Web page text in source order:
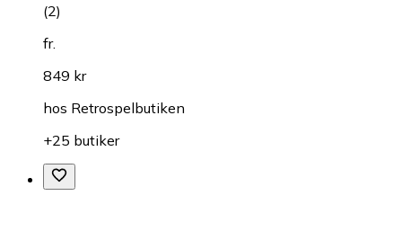
(2)
fr.
849 kr
hos Retrospelbutiken
+25 butiker